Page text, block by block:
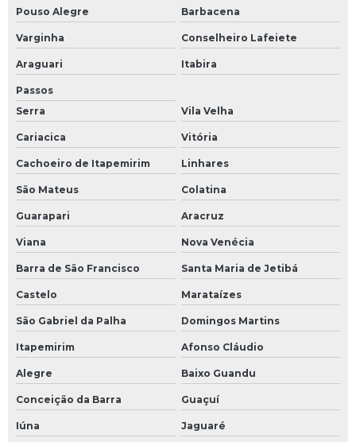
Pouso Alegre Barbacena
Varginha Conselheiro Lafeiete
Araguari Itabira
Passos
Serra
Vila Velha
Cariacica Vitória
Cachoeiro de Itapemirim Linhares
São Mateus Colatina
Guarapari Aracruz
Viana Nova Venécia
Barra de São Francisco Santa Maria de Jetibá
Castelo Marataízes
São Gabriel da Palha Domingos Martins
Itapemirim Afonso Cláudio
Alegre Baixo Guandu
Conceição da Barra Guaçuí
Iúna Jaguaré